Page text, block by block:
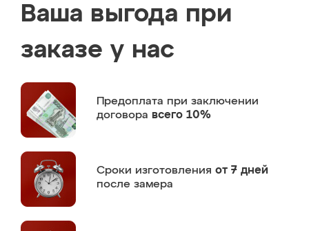
Ваша выгода при
заказе у нас
Предоплата при заключении
договора всего 10%
Сроки изготовления от 7 дней
после замера